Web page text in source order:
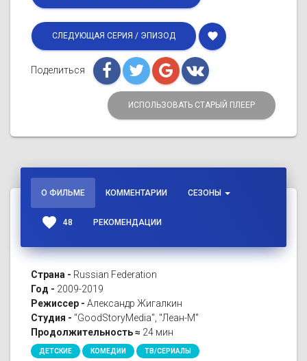
СЛЕДУЮЩАЯ СЕРИЯ / ЭПИЗОД favorite
Поделиться
ИСПОЛЬЗОВАТЬ СТАРЫЙ ПЛЕЕР
О ФИЛЬМЕ КОММЕНТАРИИ СЕЗОНЫ
favorite 48 РЕКОМЕНДАЦИИ
Страна - Russian Federation
Год - 2009-2019
Режиссер - Александр Жигалкин
Студия - "GoodStoryMedia", "Леан-М"
Продолжительность ≈ 24 мин
ДЕТСКИЕ КОМЕДИИ ТВ/СЕРИАЛЫ